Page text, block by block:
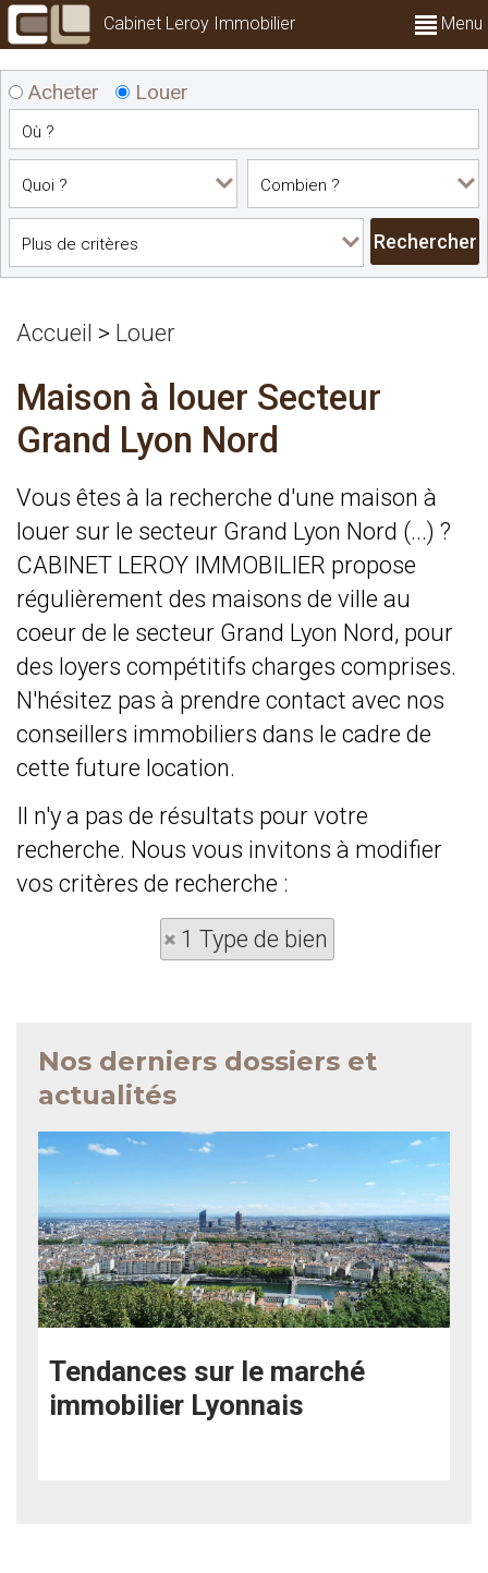
Cabinet Leroy Immobilier Menu
Acheter Louer
Accueil > Louer
Maison à louer Secteur
Grand Lyon Nord
Vous êtes à la recherche d'une maison à
louer sur le secteur Grand Lyon Nord (...) ?
CABINET LEROY IMMOBILIER propose
régulièrement des maisons de ville au
coeur de le secteur Grand Lyon Nord, pour
des loyers compétitifs charges comprises.
N'hésitez pas à prendre contact avec nos
conseillers immobiliers dans le cadre de
cette future location.
Il n'y a pas de résultats pour votre
recherche. Nous vous invitons à modifier
vos critères de recherche :
1 Type de bien
Nos derniers dossiers et
actualités
Tendances sur le marché
immobilier Lyonnais